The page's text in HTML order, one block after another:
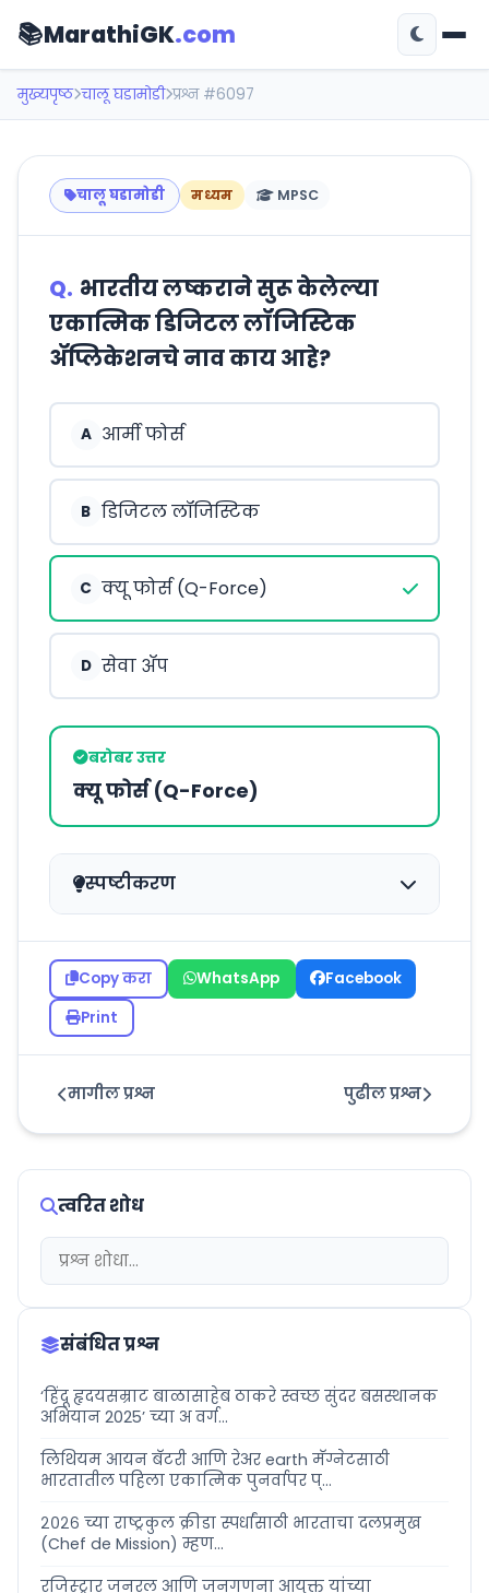
📚MarathiGK.com
मुख्यपृष्ठ चालू घडामोडी प्रश्न #6097
चालू घडामोडी मध्यम MPSC
Q. भारतीय लष्कराने सुरू केलेल्या
एकात्मिक डिजिटल लॉजिस्टिक
ॲप्लिकेशनचे नाव काय आहे?
A आर्मी फोर्स
B डिजिटल लॉजिस्टिक
C क्यू फोर्स (Q-Force)
D सेवा ॲप
बरोबर उत्तर
क्यू फोर्स (Q-Force)
स्पष्टीकरण
Copy करा WhatsApp
Facebook
Print
मागील प्रश्न पुढील प्रश्न
त्वरित शोध
संबंधित प्रश्न
‘हिंदू हृदयसम्राट बाळासाहेब ठाकरे स्वच्छ सुंदर बसस्थानक
अभियान 2025’ च्या अ वर्ग...
लिथियम आयन बॅटरी आणि रेअर earth मॅग्नेटसाठी
भारतातील पहिला एकात्मिक पुनर्वापर प्...
२०२६ च्या राष्ट्रकुल क्रीडा स्पर्धांसाठी भारताचा दलप्रमुख
(Chef de Mission) म्हण...
रजिस्ट्रार जनरल आणि जनगणना आयुक्त यांच्या